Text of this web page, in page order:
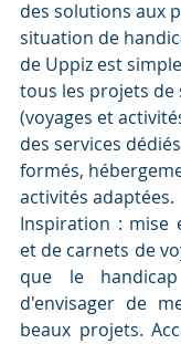
des solutions aux
situation de
de Uppiz est
tous les projets de
(voyages et
des services
formés,
activités adaptées.
Inspiration : mise
et de carnets de
que le
d'envisager de
beaux projets.